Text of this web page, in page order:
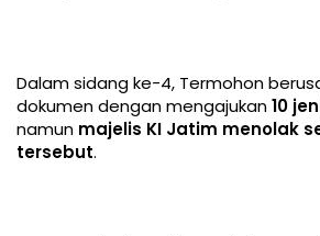
Dalam sidang ke-4, Termohon
dokumen dengan mengajukan10
namun majelis KI Jatim menolak
tersebut.